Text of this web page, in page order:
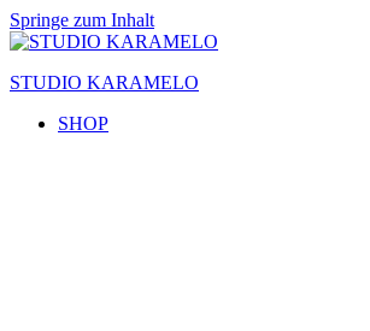
Springe zum Inhalt
STUDIO KARAMELO
SHOP